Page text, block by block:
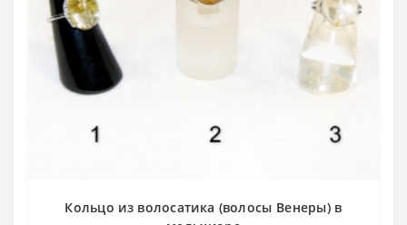
Кольцо из волосатика (волосы Венеры) в